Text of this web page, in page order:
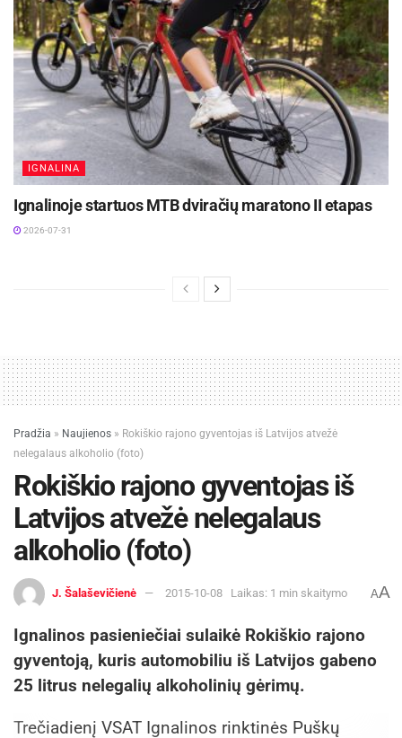
IGNALINA
Ignalinoje startuos MTB dviračių maratono II etapas
2026-07-31
Pradžia » Naujienos » Rokiškio rajono gyventojas iš Latvijos atvežė
nelegalaus alkoholio (foto)
Rokiškio rajono gyventojas iš
Latvijos atvežė nelegalaus
alkoholio (foto)
J. Šalaševičienė 2015-10-08 Laikas: 1 min skaitymo AA
Ignalinos pasieniečiai sulaikė Rokiškio rajono
gyventoją, kuris automobiliu iš Latvijos gabeno
25 litrus nelegalių alkoholinių gėrimų.
Trečiadienį VSAT Ignalinos rinktinės Puškų